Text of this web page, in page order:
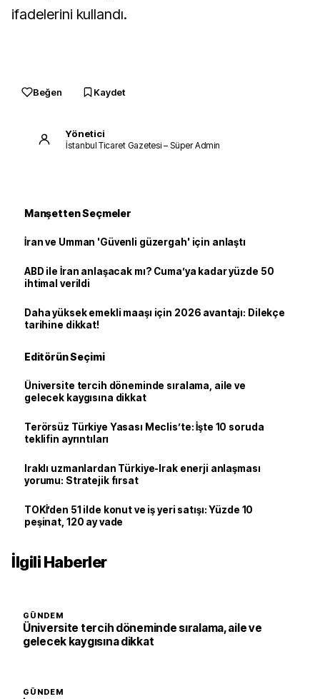
ifadelerini kullandı.
Beğen Kaydet
Yönetici
İstanbul Ticaret Gazetesi – Süper Admin
Manşetten Seçmeler
İran ve Umman 'Güvenli güzergah' için anlaştı
ABD ile İran anlaşacak mı? Cuma’ya kadar yüzde 50
ihtimal verildi
Daha yüksek emekli maaşı için 2026 avantajı: Dilekçe
tarihine dikkat!
Editörün Seçimi
Üniversite tercih döneminde sıralama, aile ve
gelecek kaygısına dikkat
Terörsüz Türkiye Yasası Meclis’te: İşte 10 soruda
teklifin ayrıntıları
Iraklı uzmanlardan Türkiye-Irak enerji anlaşması
yorumu: Stratejik fırsat
TOKİ’den 51 ilde konut ve iş yeri satışı: Yüzde 10
peşinat, 120 ay vade
İlgili Haberler
GÜNDEM
Üniversite tercih döneminde sıralama, aile ve
gelecek kaygısına dikkat
GÜNDEM